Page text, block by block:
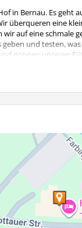
in Bernau. Es geht
überqueren eine
wir auf eine
und testen,
gönnen unseren
Einweisung,
evtl.
Bernauer
www.segway-